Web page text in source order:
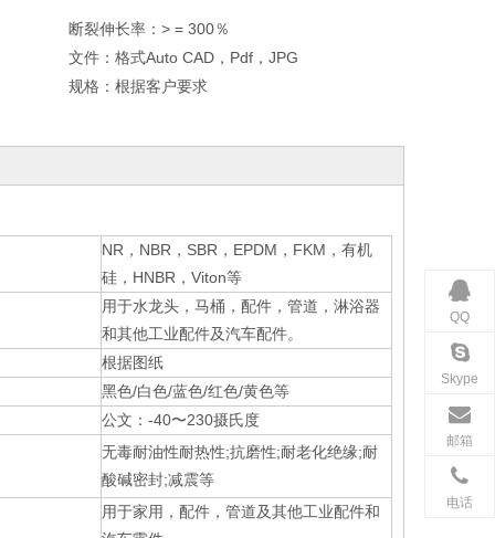
断裂伸长率： > = 300％
文件： 格式Auto CAD，Pdf，JPG
规格： 根据客户要求
NR，NBR，SBR，EPDM，FKM，有机
硅，HNBR，Viton等
用于水龙头，马桶，配件，管道，淋浴器
和其他工业配件及汽车配件。
根据图纸
黑色/白色/蓝色/红色/黄色等
公文：-40〜230摄氏度
无毒耐油性耐热性;抗磨性;耐老化绝缘;耐
酸碱密封;减震等
用于家用，配件，管道及其他工业配件和
QQ
Skype
邮箱
电话